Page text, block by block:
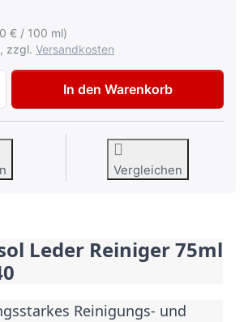
€ / 100 ml)
zzgl. Versandkosten
Autosol Leder Reiniger 75ml zu 6,30 €,
In den Warenkorb
Vergleichen
Leder Reiniger 75ml
Reinigungs- und